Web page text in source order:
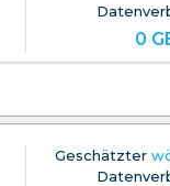
0
Geschätzter